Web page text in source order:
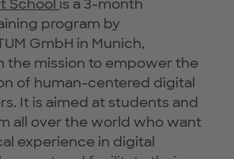
School is a 3-month
program by
GmbH in Munich,
the mission to empower the
of human-centered digital
It is aimed at students and
all over the world who want
experience in digital